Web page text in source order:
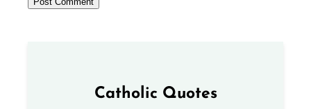
Catholic Quotes